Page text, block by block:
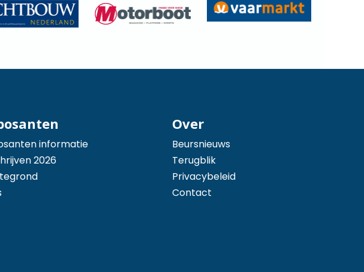
informatie
2026
Over
Beursnieuws
Terugblik
Privacybeleid
Contact